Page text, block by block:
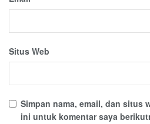
Situs Web
Simpan nama, email, dan situs
ini untuk komentar saya